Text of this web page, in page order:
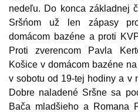
nedeľu. Do konca základnej
Sršńom už len zápasy
domácom bazéne a proti
Proti zverencom Pavla
Košice v domácom bazéne
v sobotu od 19-tej hodiny a v
Dobre naladené Sršne sa
Bača mladšieho a Romana